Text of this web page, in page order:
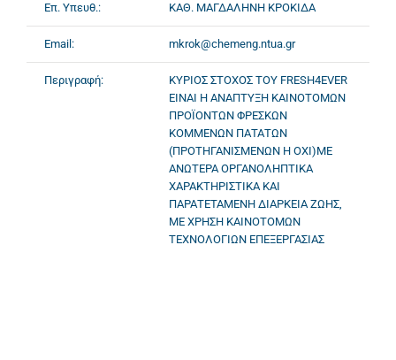
Επ. Υπευθ.: ΚΑΘ. ΜΑΓΔΑΛΗΝΗ ΚΡΟΚΙΔΑ
Email: mkrok@chemeng.ntua.gr
Περιγραφή:
ΚΥΡΙΟΣ ΣΤΟΧΟΣ ΤΟΥ FRESH4EVER
ΕΙΝΑΙ Η ΑΝΑΠΤΥΞΗ ΚΑΙΝΟΤΟΜΩΝ
ΠΡΟΪΟΝΤΩΝ ΦΡΕΣΚΩΝ
ΚΟΜΜΕΝΩΝ ΠΑΤΑΤΩΝ
(ΠΡΟΤΗΓΑΝΙΣΜΕΝΩΝ Η ΟΧΙ)ΜΕ
ΑΝΩΤΕΡΑ ΟΡΓΑΝΟΛΗΠΤΙΚΑ
ΧΑΡΑΚΤΗΡΙΣΤΙΚΑ ΚΑΙ
ΠΑΡΑΤΕΤΑΜΕΝΗ ΔΙΑΡΚΕΙΑ ΖΩΗΣ,
ΜΕ ΧΡΗΣΗ ΚΑΙΝΟΤΟΜΩΝ
ΤΕΧΝΟΛΟΓΙΩΝ ΕΠΕΞΕΡΓΑΣΙΑΣ